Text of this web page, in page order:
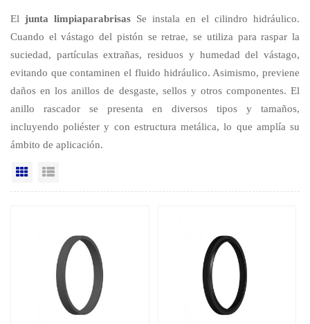
El junta limpiaparabrisas Se instala en el cilindro hidráulico.
Cuando el vástago del pistón se retrae, se utiliza para raspar la
suciedad, partículas extrañas, residuos y humedad del vástago,
evitando que contaminen el fluido hidráulico. Asimismo, previene
daños en los anillos de desgaste, sellos y otros componentes. El
anillo rascador se presenta en diversos tipos y tamaños,
incluyendo poliéster y con estructura metálica, lo que amplía su
ámbito de aplicación.
Vista en cuadrícula